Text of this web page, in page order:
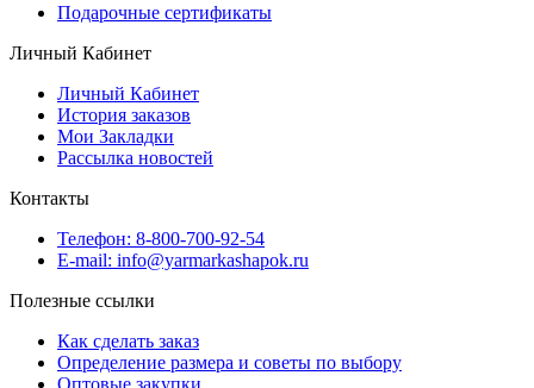
Подарочные сертификаты
Личный Кабинет
Личный Кабинет
История заказов
Мои Закладки
Рассылка новостей
Контакты
Телефон: 8-800-700-92-54
E-mail: info@yarmarkashapok.ru
Полезные ссылки
Как сделать заказ
Определение размера и советы по выбору
Оптовые закупки